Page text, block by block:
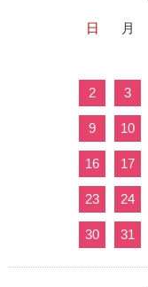
日 月
2 3
9 10
16 17
23 24
30 31